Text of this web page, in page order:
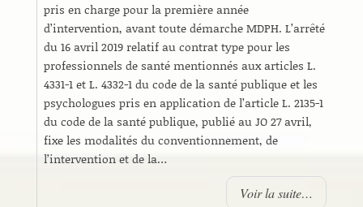
pris en charge pour la première année
d’intervention, avant toute démarche MDPH. L’arrêté
du 16 avril 2019 relatif au contrat type pour les
professionnels de santé mentionnés aux articles L.
4331-1 et L. 4332-1 du code de la santé publique et les
psychologues pris en application de l’article L. 2135-1
du code de la santé publique, publié au JO 27 avril,
fixe les modalités du conventionnement, de
l’intervention et de la…
Voir la suite…